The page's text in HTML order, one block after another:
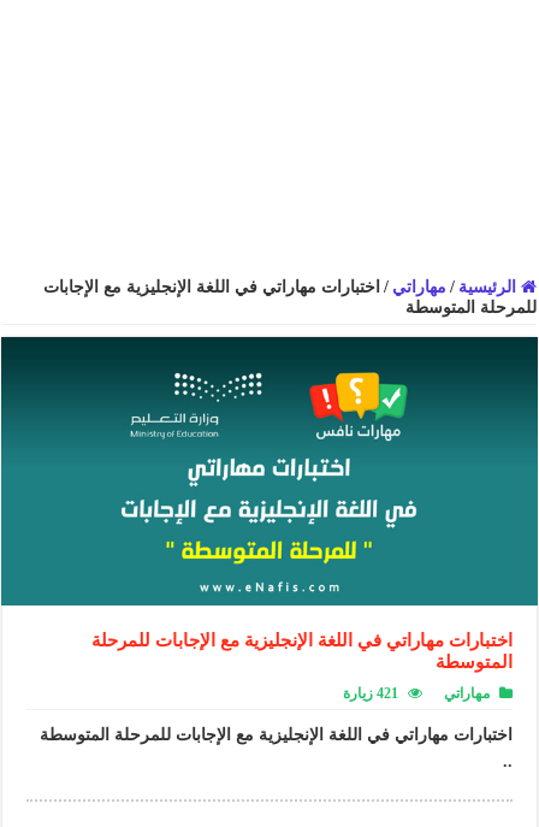
الرئيسية / مهاراتي / اختبارات مهاراتي في اللغة الإنجليزية مع الإجابات
للمرحلة المتوسطة
اختبارات مهاراتي في اللغة الإنجليزية مع الإجابات للمرحلة
المتوسطة
مهاراتي 421 زيارة
اختبارات مهاراتي في اللغة الإنجليزية مع الإجابات للمرحلة المتوسطة
..